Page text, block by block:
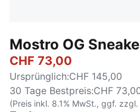
Mostro OG
CHF 73,00
Ursprünglich:CHF 145,00
30 Tage Bestpreis:CHF
(Preis inkl. 8.1% MwSt., ggf. zzgl.